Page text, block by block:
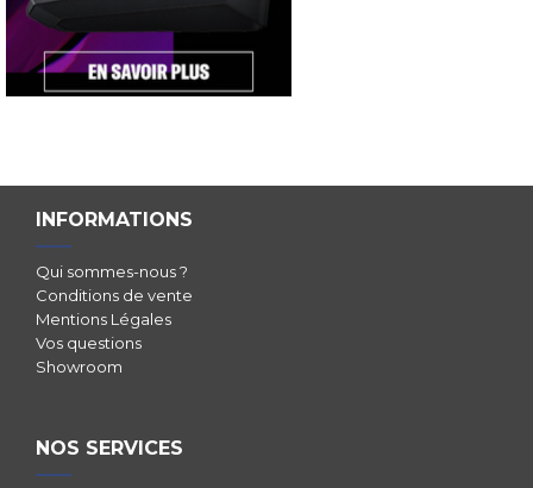
INFORMATIONS
Qui sommes-nous ?
Conditions de vente
Mentions Légales
Vos questions
Showroom
NOS SERVICES